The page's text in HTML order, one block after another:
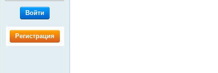
Войти
Регистрация